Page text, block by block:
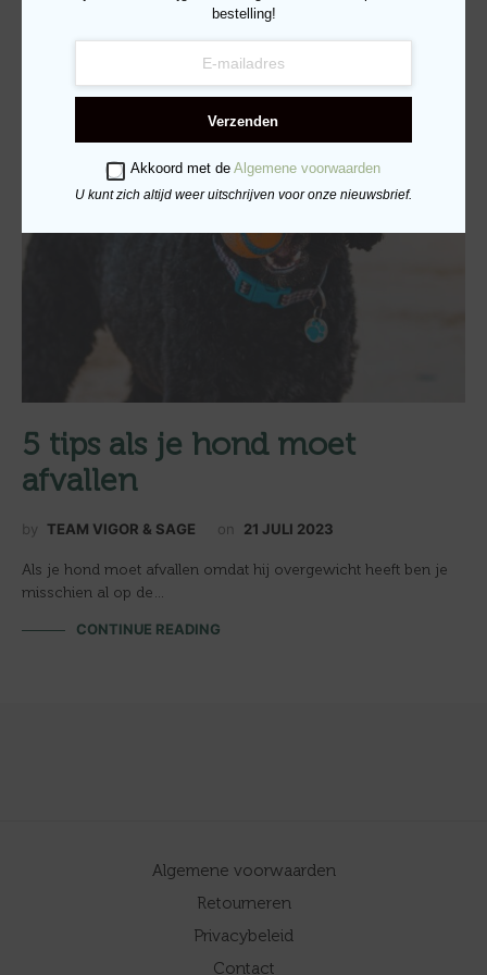
5 tips als je hond moet
afvallen
by TEAM VIGOR & SAGE on 21 JULI 2023
Als je hond moet afvallen omdat hij overgewicht heeft ben je
misschien al op de…
CONTINUE READING
Algemene voorwaarden
Retourneren
Privacybeleid
Contact
bestelling!
Verzenden
Akkoord met deAlgemene voorwaarden
U kunt zich altijd weer uitschrijven voor onze nieuwsbrief.